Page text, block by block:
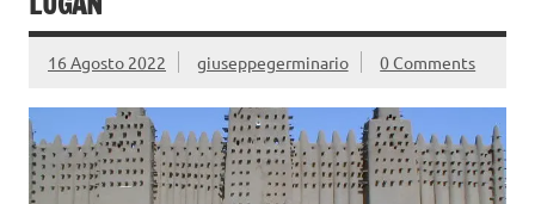
16 Agosto 2022 giuseppegerminario 0 Comments